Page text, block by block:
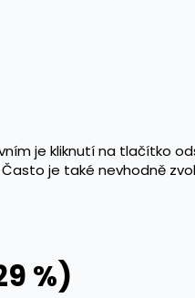
je kliknutí na tlačítko
je také nevhodně
%)